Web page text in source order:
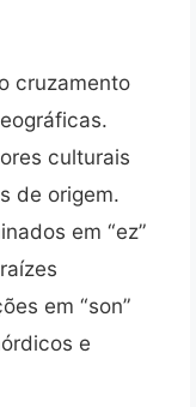
cruzamento
culturais
de origem.
em “ez”
em “son”
e